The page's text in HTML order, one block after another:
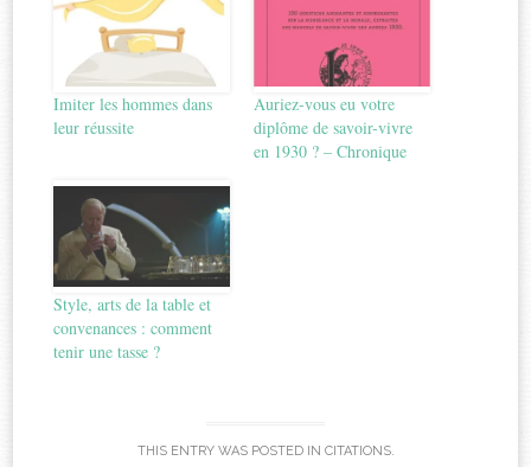
Imiter les hommes dans
leur réussite
Auriez-vous eu votre
diplôme de savoir-vivre
en 1930 ? – Chronique
Style, arts de la table et
convenances : comment
tenir une tasse ?
THIS ENTRY WAS POSTED IN CITATIONS.